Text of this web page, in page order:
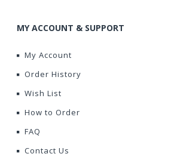
MY ACCOUNT & SUPPORT
My Account
Order History
Wish List
How to Order
FAQ
Contact Us